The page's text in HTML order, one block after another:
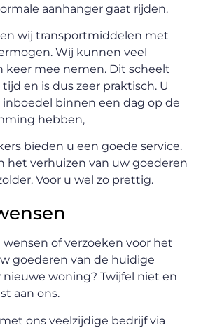
aanhanger gaat rijden.
wij transportmiddelen met
Wij kunnen veel
keer mee nemen. Dit scheelt
en is dus zeer praktisch. U
binnen een dag op de
hebben,
bieden u een goede service.
het verhuizen van uw goederen
Voor u wel zo prettig.
wensen of verzoeken voor het
goederen van de huidige
woning? Twijfel niet en
aan ons.
ons veelzijdige bedrijf via